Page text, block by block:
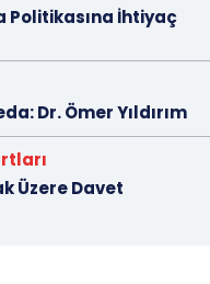
Politikasına İhtiyaç
Dr. Ömer Yıldırım
Üzere Davet